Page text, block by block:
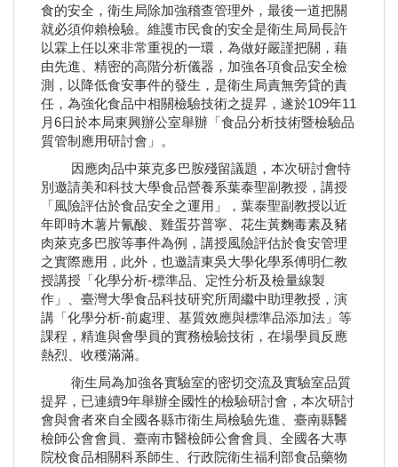
食的安全，衛生局除加強稽查管理外，最後一道把關
就必須仰賴檢驗。維護市民食的安全是衛生局局長許
以霖上任以來非常重視的一環，為做好嚴謹把關，藉
由先進、精密的高階分析儀器，加強各項食品安全檢
測，以降低食安事件的發生，是衛生局責無旁貸的責
任，為強化食品中相關檢驗技術之提昇，遂於109年11
月6日於本局東興辦公室舉辦「食品分析技術暨檢驗品
質管制應用研討會」。
因應肉品中萊克多巴胺殘留議題，本次研討會特
別邀請美和科技大學食品營養系葉泰聖副教授，講授
「風險評估於食品安全之運用」，葉泰聖副教授以近
年即時木薯片氰酸、雞蛋芬普寧、花生黃麴毒素及豬
肉萊克多巴胺等事件為例，講授風險評估於食安管理
之實際應用，此外，也邀請東吳大學化學系傅明仁教
授講授「化學分析-標準品、定性分析及檢量線製
作」、臺灣大學食品科技研究所周繼中助理教授，演
講「化學分析-前處理、基質效應與標準品添加法」等
課程，精進與會學員的實務檢驗技術，在場學員反應
熱烈、收穫滿滿。
衛生局為加強各實驗室的密切交流及實驗室品質
提昇，已連續9年舉辦全國性的檢驗研討會，本次研討
會與會者來自全國各縣市衛生局檢驗先進、臺南縣醫
檢師公會會員、臺南市醫檢師公會會員、全國各大專
院校食品相關科系師生、行政院衛生福利部食品藥物